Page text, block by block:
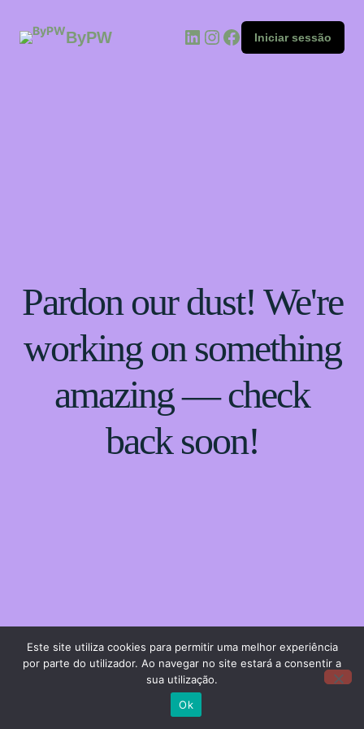
ByPW Iniciar sessão
Pardon our dust! We're
working on something
amazing — check
back soon!
Este site utiliza cookies para permitir uma melhor experiência
por parte do utilizador. Ao navegar no site estará a consentir a
sua utilização.
Ok